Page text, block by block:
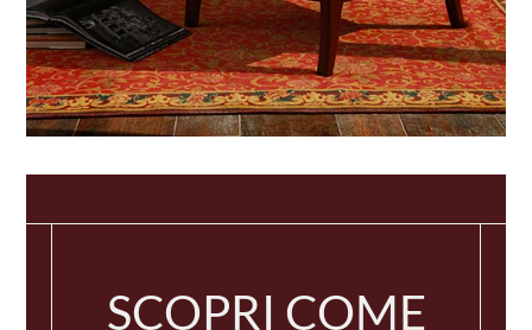
SCOPRI COME